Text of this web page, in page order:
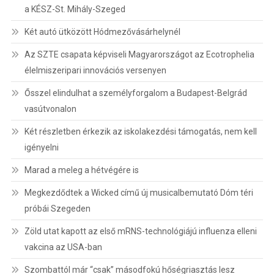
a KÉSZ-St. Mihály-Szeged
Két autó ütközött Hódmezővásárhelynél
Az SZTE csapata képviseli Magyarországot az Ecotrophelia
élelmiszeripari innovációs versenyen
Ősszel elindulhat a személyforgalom a Budapest-Belgrád
vasútvonalon
Két részletben érkezik az iskolakezdési támogatás, nem kell
igényelni
Marad a meleg a hétvégére is
Megkezdődtek a Wicked című új musicalbemutató Dóm téri
próbái Szegeden
Zöld utat kapott az első mRNS-technológiájú influenza elleni
vakcina az USA-ban
Szombattól már “csak” másodfokú hőségriasztás lesz